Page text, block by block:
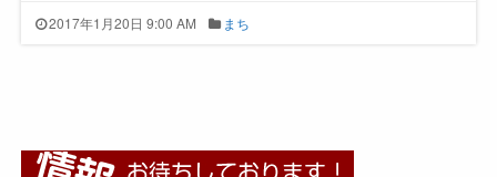
2017年1月20日 9:00 AM まち